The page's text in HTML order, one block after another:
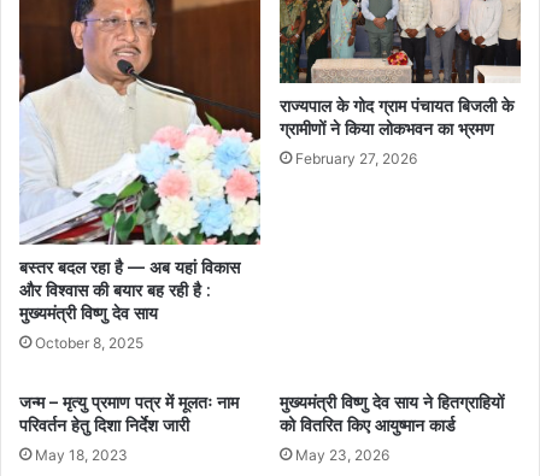
बस्तर बदल रहा है — अब यहां विकास
और विश्वास की बयार बह रही है :
मुख्यमंत्री विष्णु देव साय
October 8, 2025
राज्यपाल के गोद ग्राम पंचायत बिजली के
ग्रामीणों ने किया लोकभवन का भ्रमण
February 27, 2026
जन्म – मृत्यु प्रमाण पत्र में मूलतः नाम
परिवर्तन हेतु दिशा निर्देश जारी
May 18, 2023
मुख्यमंत्री विष्णु देव साय ने हितग्राहियों
को वितरित किए आयुष्मान कार्ड
May 23, 2026